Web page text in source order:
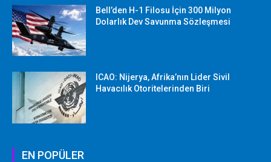
Bell’den H-1 Filosu İçin 300 Milyon
Dolarlık Dev Savunma Sözleşmesi
ICAO: Nijerya, Afrika’nın Lider Sivil
Havacılık Otoritelerinden Biri
EN POPÜLER